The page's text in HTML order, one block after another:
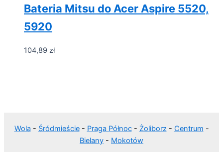
Bateria Mitsu do Acer Aspire 5520,
5920
104,89 zł
Wola - Śródmieście- Praga Północ- Żoliborz- Centrum -
Bielany - Mokotów